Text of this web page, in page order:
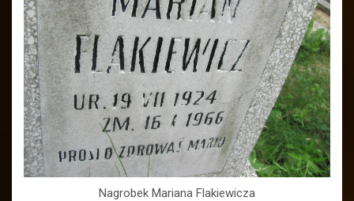
Nagrobek Mariana Flakiewicza